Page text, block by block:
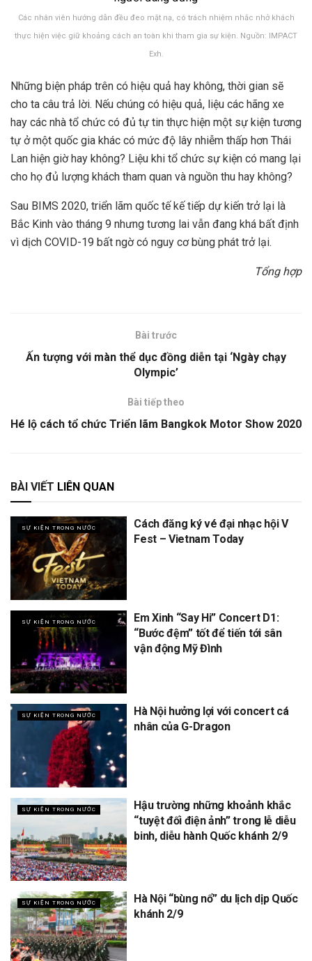
Các nhân viên hướng dẫn đều đeo mặt nạ, có trách nhiệm nhắc nhở khách
thực hiện việc giữ khoảng cách an toàn khi tham gia sự kiện. Nguồn: IMPACT
Exh.
Những biện pháp trên có hiệu quả hay không, thời gian sẽ
cho ta câu trả lời. Nếu chúng có hiệu quả, liệu các hãng xe
hay các nhà tổ chức có đủ tự tin thực hiện một sự kiện tương
tự ở một quốc gia khác có mức độ lây nhiễm thấp hơn Thái
Lan hiện giờ hay không? Liệu khi tổ chức sự kiện có mang lại
cho họ đủ lượng khách tham quan và nguồn thu hay không?
Sau BIMS 2020, triển lãm quốc tế kế tiếp dự kiến trở lại là
Bắc Kinh vào tháng 9 nhưng tương lai vẫn đang khá bất định
vì dịch COVID-19 bất ngờ có nguy cơ bùng phát trở lại.
Tổng hợp
Bài trước
Ấn tượng với màn thể dục đồng diễn tại ‘Ngày chạy
Olympic’
Bài tiếp theo
Hé lộ cách tổ chức Triển lãm Bangkok Motor Show 2020
BÀI VIẾT LIÊN QUAN
SỰ KIỆN TRONG NƯỚC
Cách đăng ký vé đại nhạc hội V
Fest – Vietnam Today
SỰ KIỆN TRONG NƯỚC
Em Xinh “Say Hi” Concert D1:
“Bước đệm” tốt để tiến tới sân
vận động Mỹ Đình
SỰ KIỆN TRONG NƯỚC
Hà Nội hưởng lợi với concert cá
nhân của G-Dragon
SỰ KIỆN TRONG NƯỚC
Hậu trường những khoảnh khắc
“tuyệt đối điện ảnh” trong lễ diễu
binh, diễu hành Quốc khánh 2/9
SỰ KIỆN TRONG NƯỚC
Hà Nội “bùng nổ” du lịch dịp Quốc
khánh 2/9